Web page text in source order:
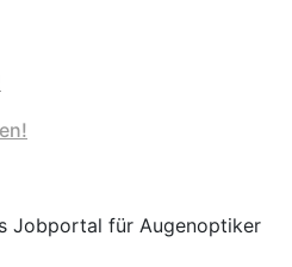
Jobportal für Augenoptiker